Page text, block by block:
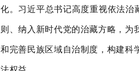
化。习近平总书记高度重视依法治
则、纳入新时代党的治藏方略，为
和完善民族区域自治制度，构建科